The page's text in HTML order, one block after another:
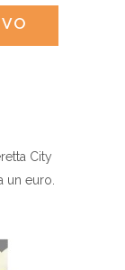
City
un euro.